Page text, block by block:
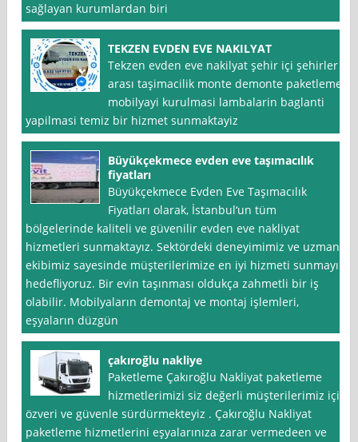
sağlayan kurumlardan biri
TEKZEN EVDEN EVE NAKILYAT
Tekzen evden eve nakilyat şehir içi şehirler
arası taşimacilik monte demonte paketleme
mobilyayi kurulmasi lambalarin baglanti
yapilmasi temiz bir hizmet sunmaktayiz
Büyükçekmece evden eve taşımacılık
fiyatları
Büyükçekmece Evden Eve Taşımacılık
Fiyatları olarak, İstanbul‘un tüm
bölgelerinde kaliteli ve güvenilir evden eve nakliyat
hizmetleri sunmaktayız. Sektördeki deneyimimiz ve uzman
ekibimiz sayesinde müşterilerimize en iyi hizmeti sunmayı
hedefliyoruz. Bir evin taşınması oldukça zahmetli bir iş
olabilir. Mobilyaların demontaj ve montaj işlemleri,
eşyaların düzgün
çakıroğlu nakliye
Paketleme Çakıroğlu Nakliyat paketleme
hizmetlerimizi siz değerli müşterilerimiz için
özveri ve güvenle sürdürmekteyiz . Çakıroğlu Nakliyat
paketleme hizmetlerini eşyalarınıza zarar vermedeen ve